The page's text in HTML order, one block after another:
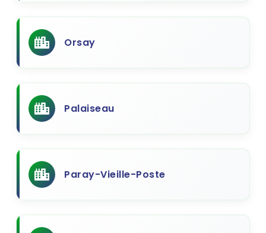
Orsay
Palaiseau
Paray-Vieille-Poste